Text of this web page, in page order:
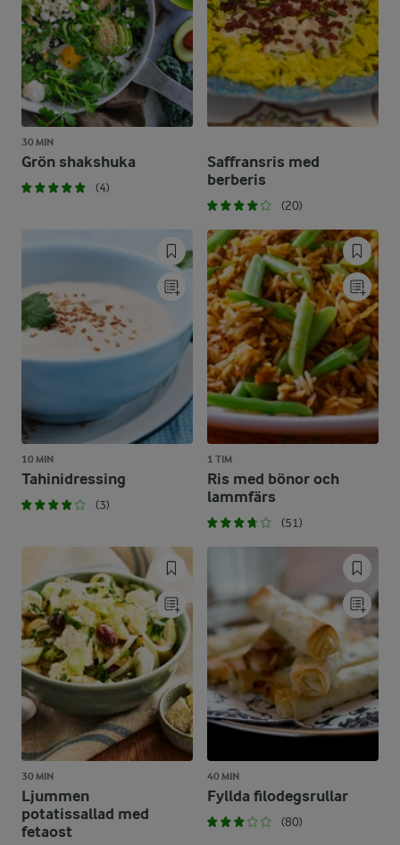
30 MIN
Grön shakshuka
(4)
Saffransris med
berberis
(20)
10 MIN
Tahinidressing
(3)
1 TIM
Ris med bönor och
lammfärs
(51)
30 MIN
Ljummen
potatissallad med
fetaost
40 MIN
Fyllda filodegsrullar
(80)